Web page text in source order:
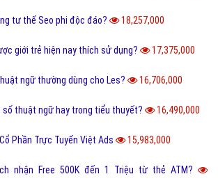
tư thế Seo phi độc đáo? 18,257,000
giới trẻ hiện nay thích sử dụng? 17,375,000
ngữ thường dùng cho Les? 16,706,000
số thuật ngữ hay trong tiểu thuyết? 16,490,000
Phần Trực Tuyến Việt Ads 15,983,000
nhận Free 500K đến 1 Triệu từ thẻ ATM?